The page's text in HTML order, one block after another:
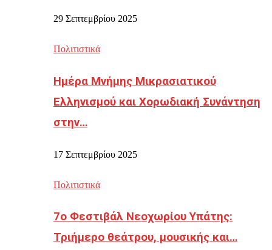
29 Σεπτεμβρίου 2025
Πολιτιστικά
Ημέρα Μνήμης Μικρασιατικού
Ελληνισμού και Χορωδιακή Συνάντηση
στην…
17 Σεπτεμβρίου 2025
Πολιτιστικά
7ο Φεστιβάλ Νεοχωρίου Υπάτης:
Τριήμερο θεάτρου, μουσικής και…